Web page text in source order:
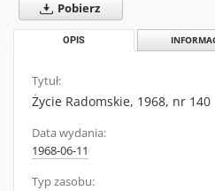
Pobierz
OPIS
Tytuł:
Życie Radomskie, 1968, nr 140
Data wydania:
1968-06-11
Typ zasobu: